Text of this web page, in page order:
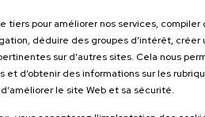
tiers pour améliorer nos services, compiler
déduire des groupes d’intérêt, créer
sur d’autres sites. Cela nous
et d’obtenir des informations sur les
le site Web et sa sécurité.